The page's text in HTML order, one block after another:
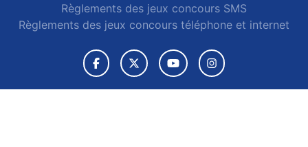
Règlements des jeux concours SMS
Règlements des jeux concours téléphone et internet